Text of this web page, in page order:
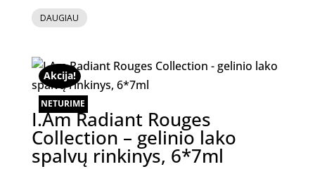
price
was:
DAUGIAU
Akcija!
NETURIME
I.Am Radiant Rouges
Collection – gelinio lako
spalvų rinkinys, 6*7ml